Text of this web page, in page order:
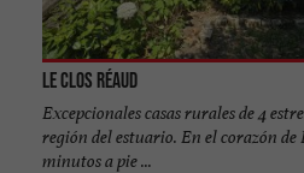
Le Clos Réaud
Excepcionales casas rurales de 4
región del estuario. En el corazón de
minutos a pie ...